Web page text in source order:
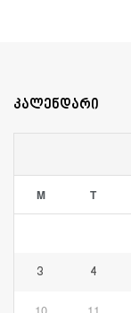
კალენდარი
M T
3 4
10 11